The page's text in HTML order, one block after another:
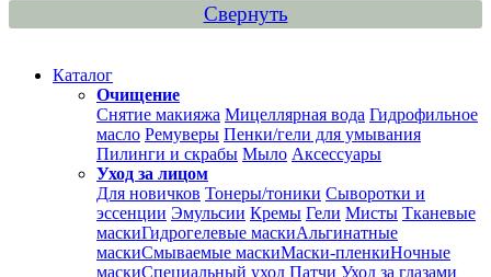
Свернуть
Каталог
Очищение
Снятие макияжа Мицеллярная вода Гидрофильное
масло Ремуверы Пенки/гели для умывания
Пилинги и скрабы Мыло Аксессуары
Уход за лицом
Для новичков Тонеры/тоники Сыворотки и
эссенции Эмульсии Кремы Гели Мисты Тканевые
маскиГидрогелевые маскиАльгинатные
маскиСмываемые маскиМаски-пленкиНочные
маскиСпециальный уход Патчи Уход за глазами